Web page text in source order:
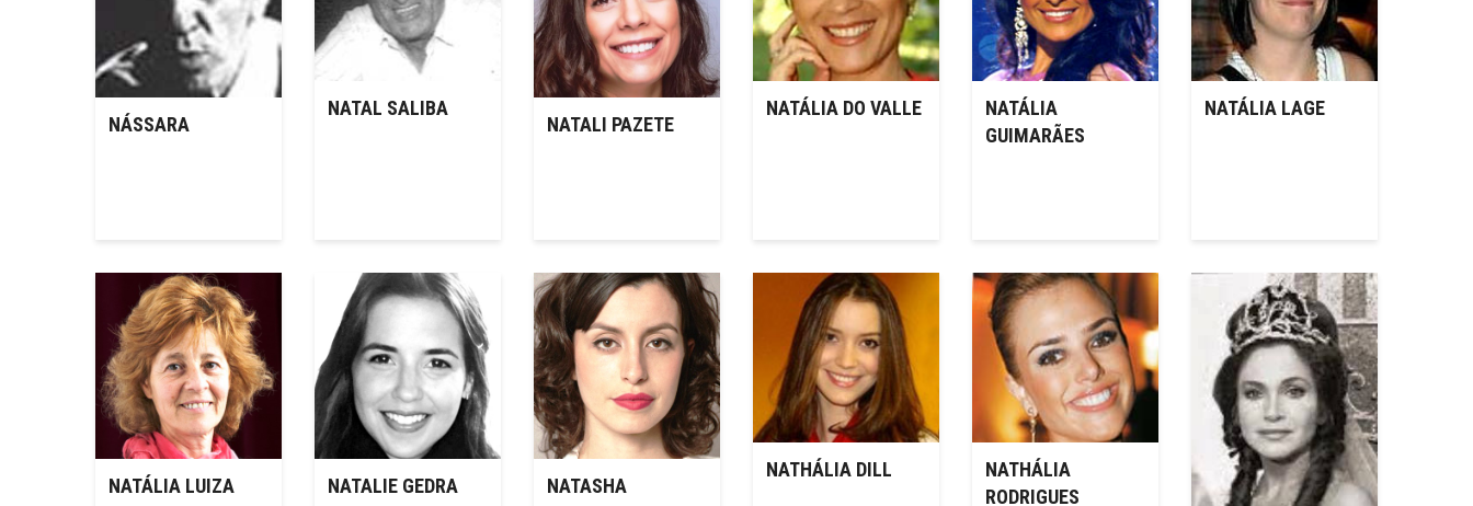
NÁSSARA
NATAL SALIBA
NATALI PAZETE
NATÁLIA DO VALLE
NATÁLIA
GUIMARÃES
NATÁLIA LAGE
NATÁLIA LUIZA NATALIE GEDRA
NATASHA
NATHÁLIA DILL
NATHÁLIA
RODRIGUES